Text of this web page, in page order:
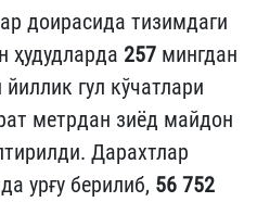
доирасида тизимдаги
ҳудудларда 257 мингдан
гул кўчатлари
метрдан зиёд майдон
Дарахтлар
урғу берилиб, 56 752